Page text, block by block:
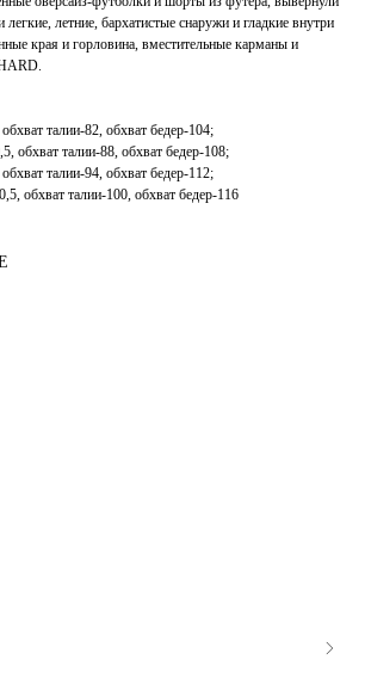
летние, бархатистые снаружи и гладкие внутри
края и горловина, вместительные карманы и
талии-82, обхват бедер-104;
обхват талии-88, обхват бедер-108;
талии-94, обхват бедер-112;
обхват талии-100, обхват бедер-116